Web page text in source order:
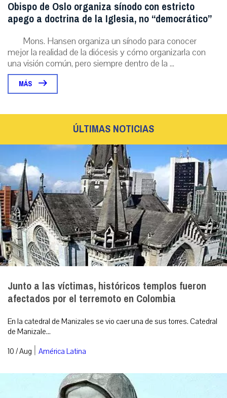
Obispo de Oslo organiza sínodo con estricto
apego a doctrina de la Iglesia, no “democrático”
Mons. Hansen organiza un sínodo para conocer
mejor la realidad de la diócesis y cómo organizarla con
una visión común, pero siempre dentro de la ...
MÁS
ÚLTIMAS NOTICIAS
Junto a las víctimas, históricos templos fueron
afectados por el terremoto en Colombia
En la catedral de Manizales se vio caer una de sus torres. Catedral
de Manizale...
10 / Aug | América Latina